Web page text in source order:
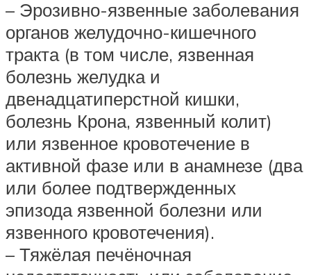
– Эрозивно-язвенные заболевания
органов желудочно-кишечного
тракта (в том числе, язвенная
болезнь желудка и
двенадцатиперстной кишки,
болезнь Крона, язвенный колит)
или язвенное кровотечение в
активной фазе или в анамнезе (два
или более подтвержденных
эпизода язвенной болезни или
язвенного кровотечения).
– Тяжёлая печёночная